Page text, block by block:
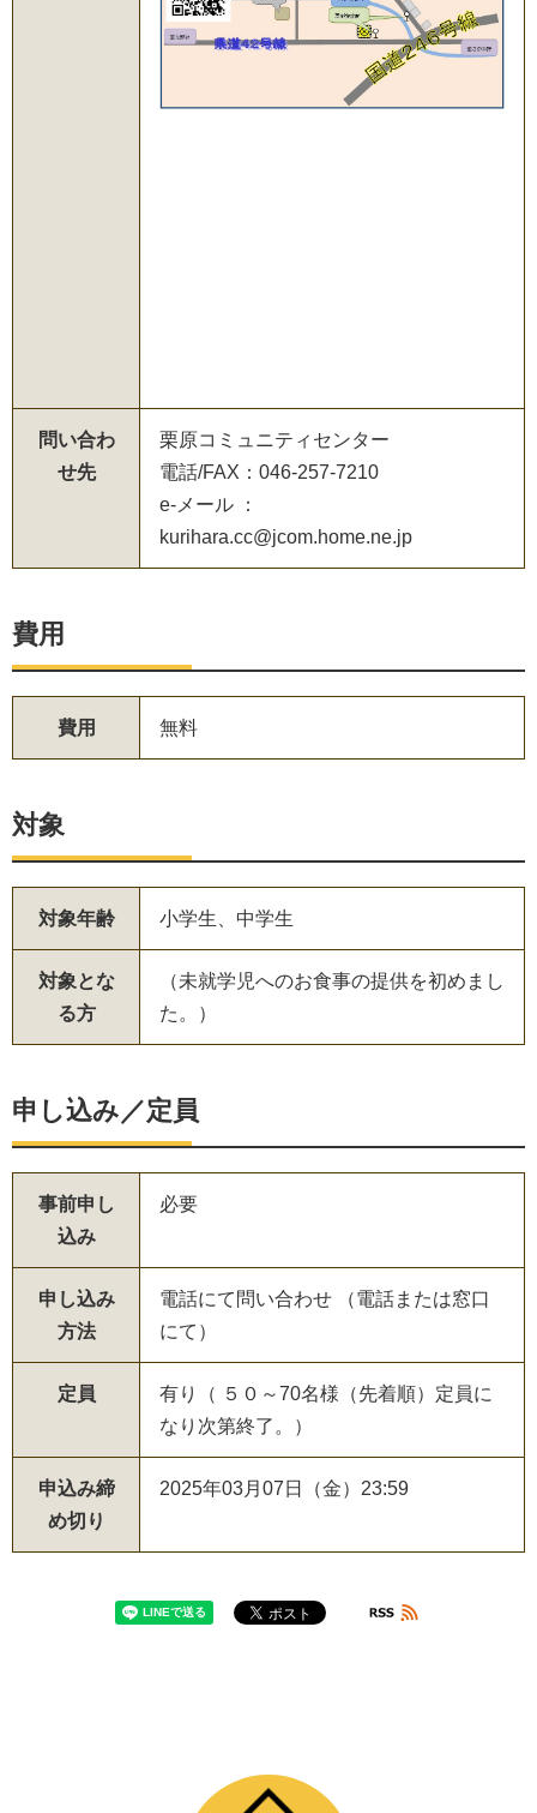
問い合わ
せ先
栗原コミュニティセンター
電話/FAX：046-257-7210
e-メール ：
kurihara.cc@jcom.home.ne.jp
費用
費用 無料
対象
対象年齢 小学生、中学生
対象とな
る方
（未就学児へのお食事の提供を初めまし
た。）
申し込み／定員
事前申し
込み
必要
申し込み
方法
電話にて問い合わせ （電話または窓口
にて）
定員
有り（ ５０～70名様（先着順）定員に
なり次第終了。）
申込み締
め切り
2025年03月07日（金）23:59